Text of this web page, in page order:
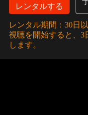
レンタルする
レンタル期間：30日
視聴を開始すると、3
します。